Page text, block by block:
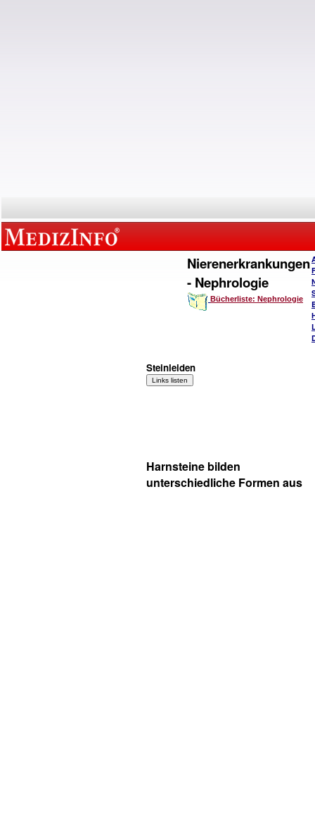
Nierenerkrankungen
- Nephrologie
Bücherliste: Nephrologie
Steinleiden
Harnsteine bilden
unterschiedliche Formen aus